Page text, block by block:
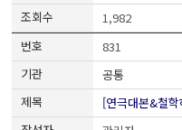
1,982
831
공통
[연극대본&철